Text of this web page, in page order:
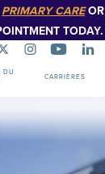
PRIMARY CAREOR
TODAY.
DU
CARRIÈRES